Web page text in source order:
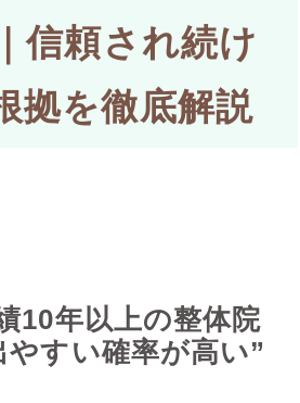
信頼され続け
拠を徹底解説
10年以上の整体院
やすい確率が高い”